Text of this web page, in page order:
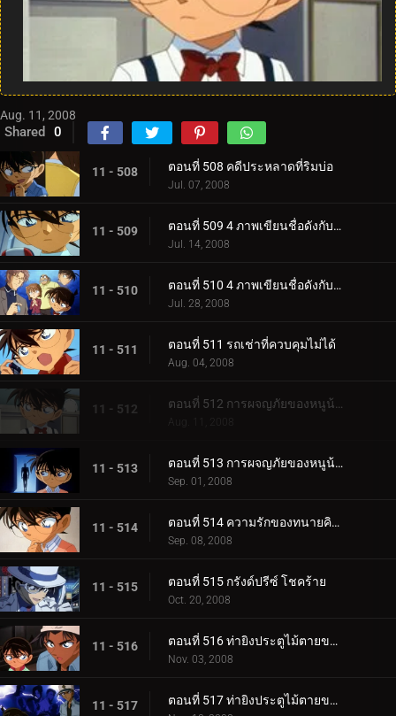
Aug. 11, 2008
Shared 0
11 - 508 ตอนที่ 508 คดีประหลาดที่ริมบ่อ
Jul. 07, 2008
11 - 509 ตอนที่ 509 4 ภาพเขียนชื่อดังกับจอมโจรคิด (ตอน 1)
Jul. 14, 2008
11 - 510 ตอนที่ 510 4 ภาพเขียนชื่อดังกับจอมโจรคิด (ตอน 2)
Jul. 28, 2008
11 - 511 ตอนที่ 511 รถเช่าที่ควบคุมไม่ได้
Aug. 04, 2008
11 - 512 ตอนที่ 512 การผจญภัยของหนูน้อยชินอิจิ (ตอน 1)
Aug. 11, 2008
11 - 513 ตอนที่ 513 การผจญภัยของหนูน้อยชินอิจิ (ตอน 2)
Sep. 01, 2008
11 - 514 ตอนที่ 514 ความรักของทนายคิซากิ เอริ
Sep. 08, 2008
11 - 515 ตอนที่ 515 กรังด์ปรีซ์ โชคร้าย
Oct. 20, 2008
11 - 516 ตอนที่ 516 ท่ายิงประตูไม้ตายของเก็นตะ (ตอน 1)
Nov. 03, 2008
11 - 517 ตอนที่ 517 ท่ายิงประตูไม้ตายของเก็นตะ (ตอน 2)